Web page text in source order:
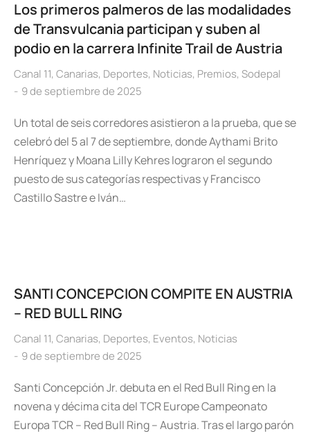
Los primeros palmeros de las modalidades
de Transvulcania participan y suben al
podio en la carrera Infinite Trail de Austria
Canal 11, Canarias, Deportes, Noticias, Premios, Sodepal
9 de septiembre de 2025
Un total de seis corredores asistieron a la prueba, que se
celebró del 5 al 7 de septiembre, donde Aythami Brito
Henríquez y Moana Lilly Kehres lograron el segundo
puesto de sus categorías respectivas y Francisco
Castillo Sastre e Iván…
SANTI CONCEPCION COMPITE EN AUSTRIA
– RED BULL RING
Canal 11, Canarias, Deportes, Eventos, Noticias
9 de septiembre de 2025
Santi Concepción Jr. debuta en el Red Bull Ring en la
novena y décima cita del TCR Europe Campeonato
Europa TCR – Red Bull Ring – Austria. Tras el largo parón